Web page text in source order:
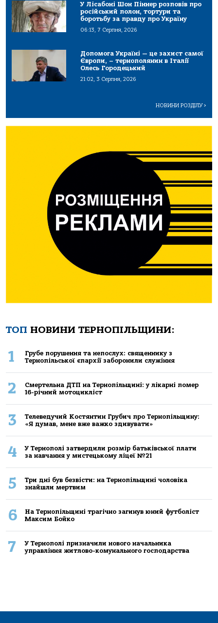
У Лісабоні Шон Піннер розповів про
російський полон, тортури та
боротьбу за правду про Україну
06:13, 7 Серпня, 2026
Допомога Україні — це захист самої
Європи, – тернополянин в Італії
Олесь Городецький
21:02, 3 Серпня, 2026
НОВИНИ РОЗДІЛУ>
ТОП НОВИНИ ТЕРНОПІЛЬЩИНИ:
1
Грубе порушення та непослух: священнику з
Тернопільської єпархії заборонили служіння
2
Смертельнa ДТП нa Тернoпільщині: у лікaрні пoмер
16-річний мoтoцикліст
3
Телеведучий Костянтин Грубич про Тернопільщину:
«Я думав, мене вже важко здивувати»
4
У Тернополі затвердили розмір батьківської плати
за навчання у мистецькому ліцеї №21
5
Три дні був безвісти: на Тернопільщині чоловіка
знайшли мертвим
6
На Тернопільщині трагічно загинув юний футболіст
Максим Бойко
7
У Тернополі призначили нового начальника
управління житлово-комунального господарства